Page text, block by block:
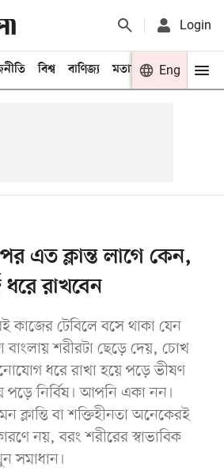
Login
বিশ্ব বাণিজ্য মতামত খেলা
Eng
এত ক্লান্ত লাগে কেন,
ধরে রাখবেন
কাজের টেবিলে বসে থাকা যেন
বাংলায় শরীরটা ছেড়ে দেয়, চোখ
ধরে রাখা হয়ে পড়ে ভীষণ
নির্বিষ। আপনি একা নন।
ক্লান্তি বা শক্তিহীনতা অনেকেরই
নয়, বরং শরীরের স্বাভাবিক
সমাধান।